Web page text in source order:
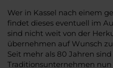
Wer in Kassel nach einem
findet dieses eventuell im
sind nicht weit von der
übernehmen auf Wunsch
Seit mehr als 80 Jahren
Traditionsunternehmen nun